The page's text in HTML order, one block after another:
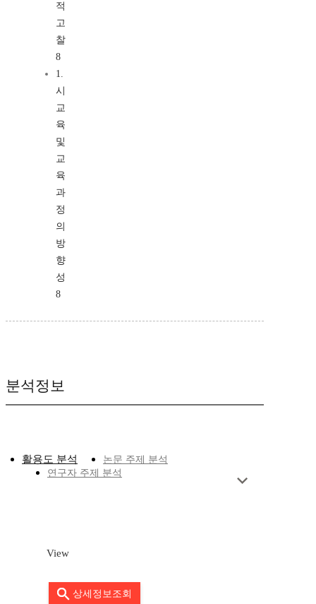
적
고
찰
8
1.
시
교
육
및
교
육
과
정
의
방
향
성
8
분석정보
활용도 분석
논문 주제 분석
연구자 주제 분석
View
상세정보조회